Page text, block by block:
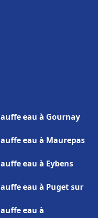
eau à Gournay
eau à Maurepas
eau à Eybens
eau à Puget sur
eau à